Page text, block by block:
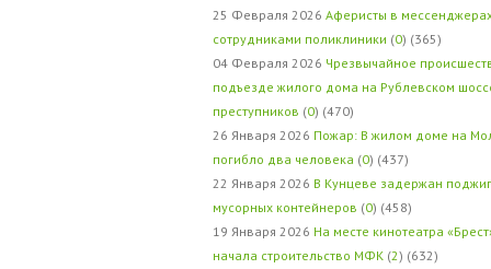
25 Февраля 2026 Аферисты в
сотрудниками поликлиники (0) (365)
04 Февраля 2026 Чрезвычайное
подъезде жилого дома на Рублевском
преступников (0) (470)
26 Января 2026 Пожар: В жилом доме на
погибло два человека (0) (437)
22 Января 2026 В Кунцеве задержан
мусорных контейнеров (0) (458)
19 Января 2026 На месте кинотеатра
начала строительство МФК (2) (632)